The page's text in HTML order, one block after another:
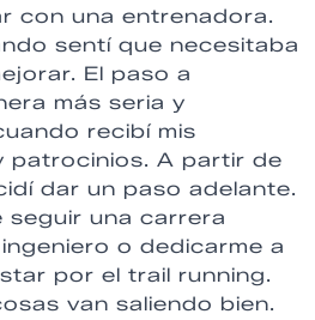
con una entrenadora.
sentí que necesitaba
El paso a
más seria y
recibí mis
patrocinios. A partir de
dar un paso adelante.
seguir una carrera
o dedicarme a
por el trail running.
van saliendo bien.